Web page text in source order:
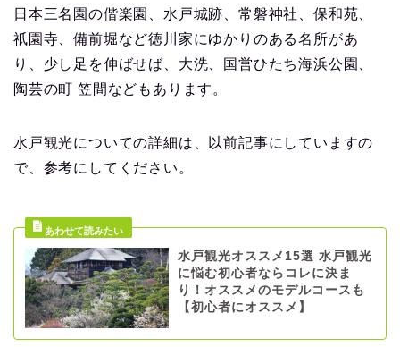
日本三名園の偕楽園、水戸城跡、常磐神社、保和苑、
祇園寺、備前堀など徳川家にゆかりのある名所があ
り、少し足を伸ばせば、大洗、国営ひたち海浜公園、
陶芸の町 笠間などもあります。
水戸観光についての詳細は、以前記事にしていますの
で、参考にしてください。
水戸観光オススメ15選 水戸観光
に悩む初心者ならコレに決ま
り！オススメのモデルコースも
【初心者にオススメ】